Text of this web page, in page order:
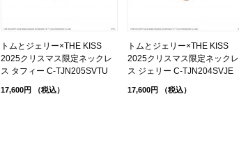
トムとジェリー×THE KISS
2025クリスマス限定ネックレ
ス タフィー C-TJN205SVTU
17,600円 （税込）
トムとジェリー×THE KISS
2025クリスマス限定ネックレ
ス ジェリー C-TJN204SVJE
17,600円 （税込）